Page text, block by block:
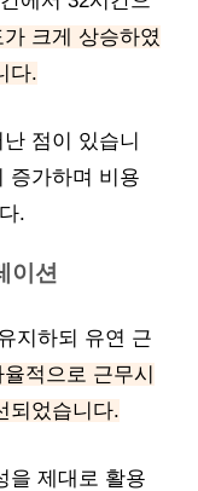
크게 상승하였
다.
점이 있습니
증가하며 비용
.
이션
지하되 유연 근
적으로 근무시
되었습니다.
을 제대로 활용